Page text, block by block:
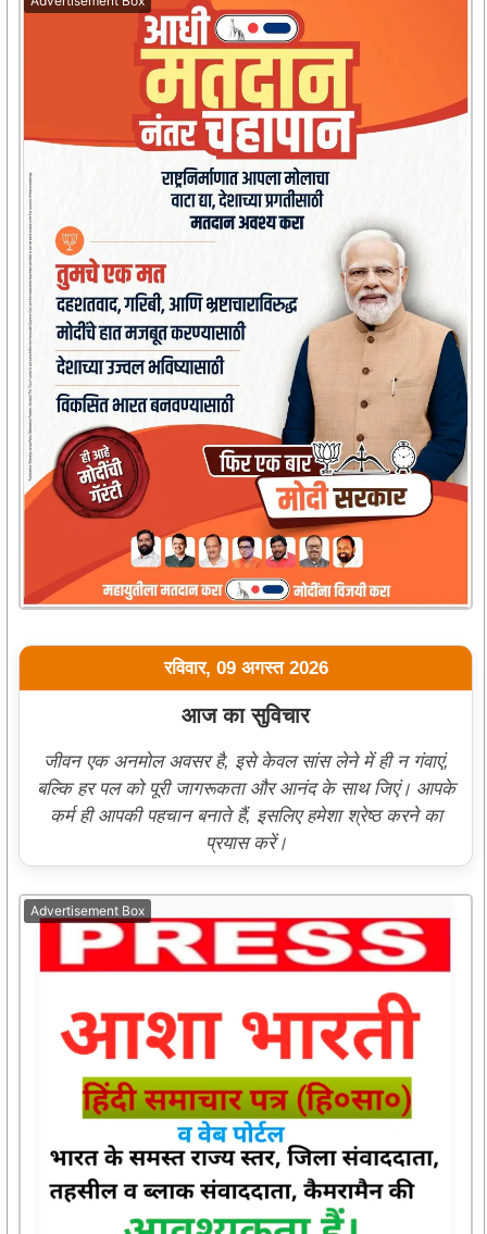
रविवार, 09 अगस्त 2026
आज का सुविचार
जीवन एक अनमोल अवसर है, इसे केवल सांस लेने में ही न गंवाएं,
बल्कि हर पल को पूरी जागरूकता और आनंद के साथ जिएं। आपके
कर्म ही आपकी पहचान बनाते हैं, इसलिए हमेशा श्रेष्ठ करने का
प्रयास करें।
Advertisement Box